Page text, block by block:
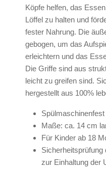
Köpfe helfen, das
Löffel zu halten und
fester Nahrung. Die
gebogen, um das
erleichtern und das
Die Griffe sind aus
leicht zu greifen sind.
hergestellt aus 100%
Maße: ca. 14 cm
Für Kinder ab 18
Sicherheitsprüfung
zur Einhaltung der